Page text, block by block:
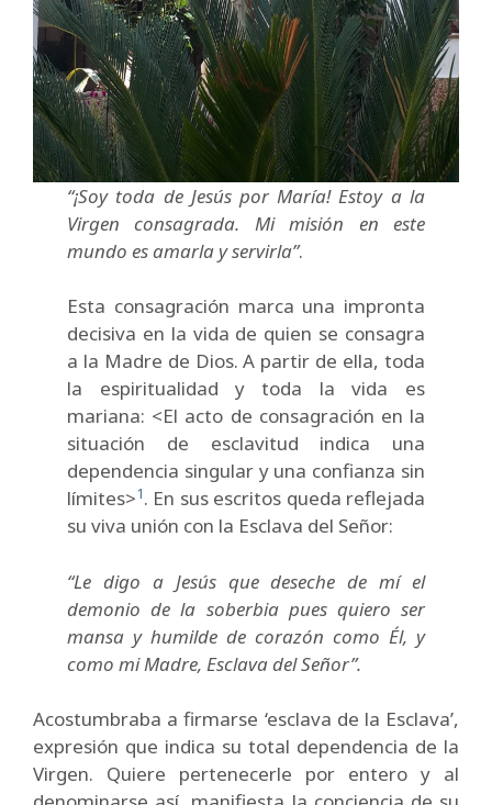
“¡Soy toda de Jesús por María! Estoy a la
Virgen consagrada. Mi misión en este
mundo es amarla y servirla”.
Esta consagración marca una impronta
decisiva en la vida de quien se consagra
a la Madre de Dios. A partir de ella, toda
la espiritualidad y toda la vida es
mariana: <El acto de consagración en la
situación de esclavitud indica una
dependencia singular y una confianza sin
límites>1. En sus escritos queda reflejada
su viva unión con la Esclava del Señor:
“Le digo a Jesús que deseche de mí el
demonio de la soberbia pues quiero ser
mansa y humilde de corazón como Él, y
como mi Madre, Esclava del Señor”.
Acostumbraba a firmarse ‘esclava de la Esclava’,
expresión que indica su total dependencia de la
Virgen. Quiere pertenecerle por entero y al